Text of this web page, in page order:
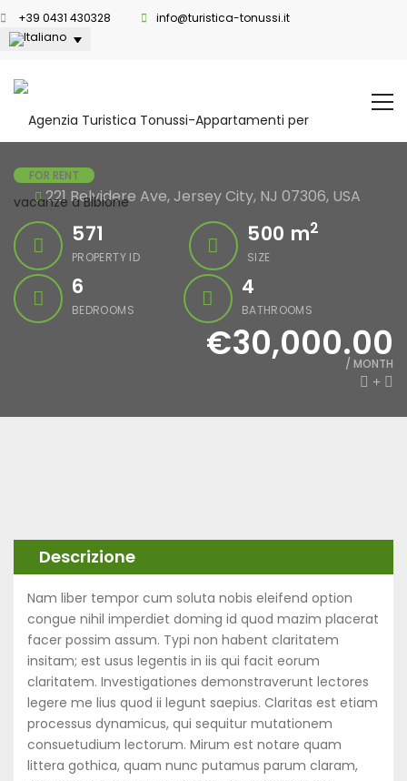
+39 0431 430328 info@turistica-tonussi.it
FOR RENT
221 Belvidere Ave, Jersey City, NJ 07306, USA
571
PROPERTY ID
500 m2
SIZE
6
BEDROOMS
4
BATHROOMS
€30,000.00
/ MONTH
Descrizione
Nam liber tempor cum soluta nobis eleifend option
congue nihil imperdiet doming id quod mazim placerat
facer possim assum. Typi non habent claritatem
insitam; est usus legentis in iis qui facit eorum
claritatem. Investigationes demonstraverunt lectores
legere me lius quod ii legunt saepius. Claritas est etiam
processus dynamicus, qui sequitur mutationem
consuetudium lectorum. Mirum est notare quam
littera gothica, quam nunc putamus parum claram,